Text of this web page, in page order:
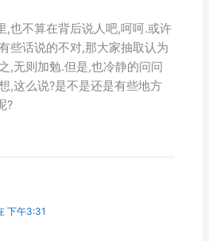
,也不算在背后说人吧,呵呵.或许
些话说的不对,那大家抽取认为
,无则加勉.但是,也冷静的问问
,这么说?是不是还是有些地方
?
下午3:31